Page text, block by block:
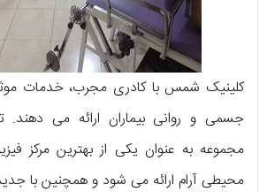
کلینیک شمس با کادری مجرب، خدمات
جسمی و روانی بیماران ارائه می
مجموعه به عنوان یکی از بهترین مرکز
محیطی آرام ارائه می شود و همچنین با